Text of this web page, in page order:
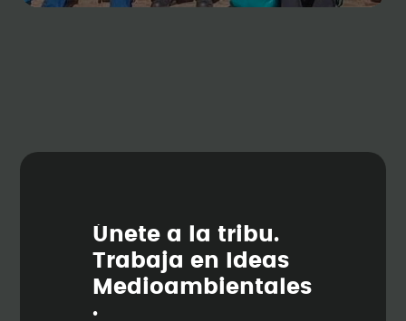
Únete a la tribu.
Trabaja en Ideas
Medioambienta les
.